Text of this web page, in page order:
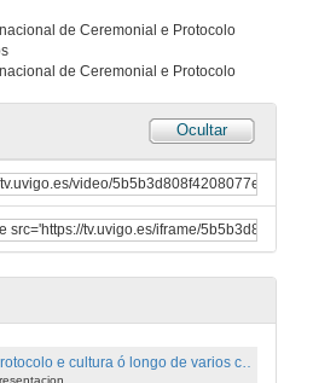
de Ceremonial e Protocolo
de Ceremonial e Protocolo
Ocultar
Xeral
de maio de 2010
de maio de 2010
Xeral